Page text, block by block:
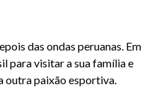
das ondas peruanas. Em
para visitar a sua família e
outra paixão esportiva.